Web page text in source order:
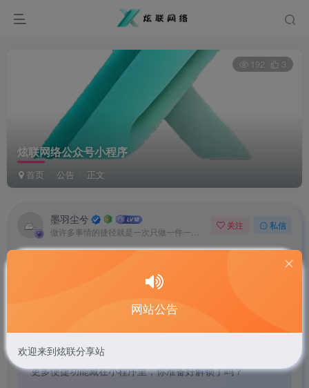
炫联网络公众号小程序
首页 公告 正文
192 3
墨羽尘兮 关注 私信
想一键直达炫联网络最新服务与资讯？只需扫描这张神秘
二维码！炫联网络公众号小程序上线，绿色微信标志认
证，蓝色与绿色“X”标识醒目独特。不需下载，即扫即用，
更多便捷功能藏在小程序里，你准备好解锁了吗？
网站公告
欢迎来到炫联分享站